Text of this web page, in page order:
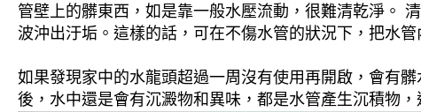
管壁上的髒東西，如是靠一般水壓流動，很難清乾淨。
波沖出汙垢。這樣的話，可在不傷水管的狀況下，把水管
如果發現家中的水龍頭超過一周沒有使用再開啟，會有
後，水中還是會有沉澱物和異味，都是水管產生沉積物，